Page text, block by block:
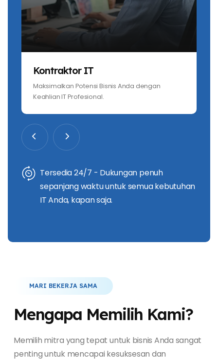
Kontraktor IT
Maksimalkan Potensi Bisnis Anda dengan
Keahlian IT Profesional.
Tersedia 24/7 - Dukungan penuh
sepanjang waktu untuk semua kebutuhan
IT Anda, kapan saja.
MARI BEKERJA SAMA
Mengapa Memilih Kami?
Memilih mitra yang tepat untuk bisnis Anda sangat
penting untuk mencapai kesuksesan dan